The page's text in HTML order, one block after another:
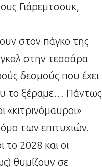
Γιάρεμτσουκ,
στον πάγκο της
στην τεσσάρα
δεσμούς που έχει
το ξέραμε… Πάντως
των επιτυχιών.
2028 και οι
θυμίζουν σε